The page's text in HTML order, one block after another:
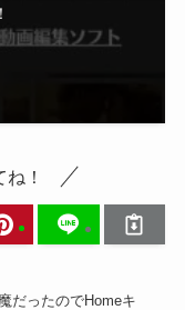
！
だったのでHomeキ